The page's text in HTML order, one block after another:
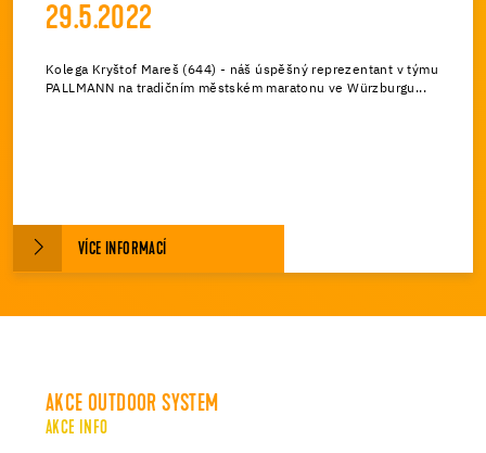
29.5.2022
Kolega Kryštof Mareš (644) - náš úspěšný reprezentant v týmu
PALLMANN na tradičním městském maratonu ve Würzburgu...
VÍCE INFORMACÍ
AKCE SPORTOVNÍ LÉTO
AKCE INFO